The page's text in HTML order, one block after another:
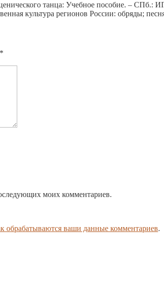
танца: Учебное пособие. – СПб.:
культура регионов России: обряды;
*
моих комментариев.
обрабатываются ваши данные комментариев.